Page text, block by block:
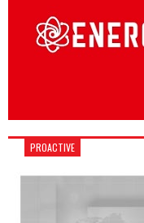
PROACTIVE